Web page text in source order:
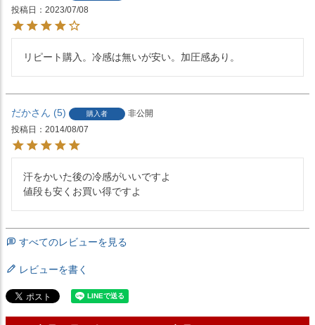
投稿日
2023/07/08
リピート購入。冷感は無いが安い。加圧感あり。
だか 5 購入者
非公開
投稿日
2014/08/07
汗をかいた後の冷感がいいですよ
値段も安くお買い得ですよ
すべてのレビューを見る
レビューを書く